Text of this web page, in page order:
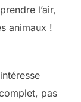
l’air,
animaux !
pas